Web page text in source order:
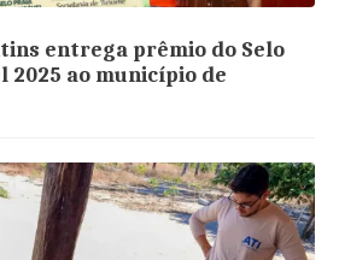
entrega prêmio do Selo
2025 ao município de